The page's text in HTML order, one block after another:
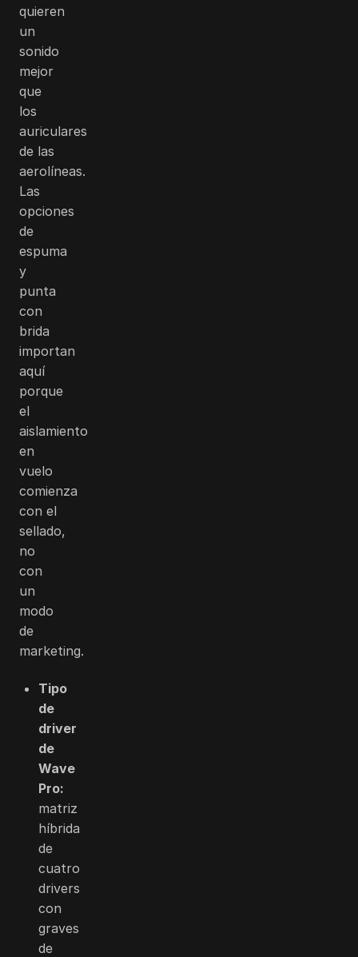
quieren
un
sonido
mejor
que
los
auriculares
de las
aerolíneas.
Las
opciones
de
espuma
y
punta
con
brida
importan
aquí
porque
el
aislamiento
en
vuelo
comienza
con el
sellado,
no
con
un
modo
de
marketing.
Tipo
de
driver
de
Wave
Pro:
matriz
híbrida
de
cuatro
drivers
con
graves
de